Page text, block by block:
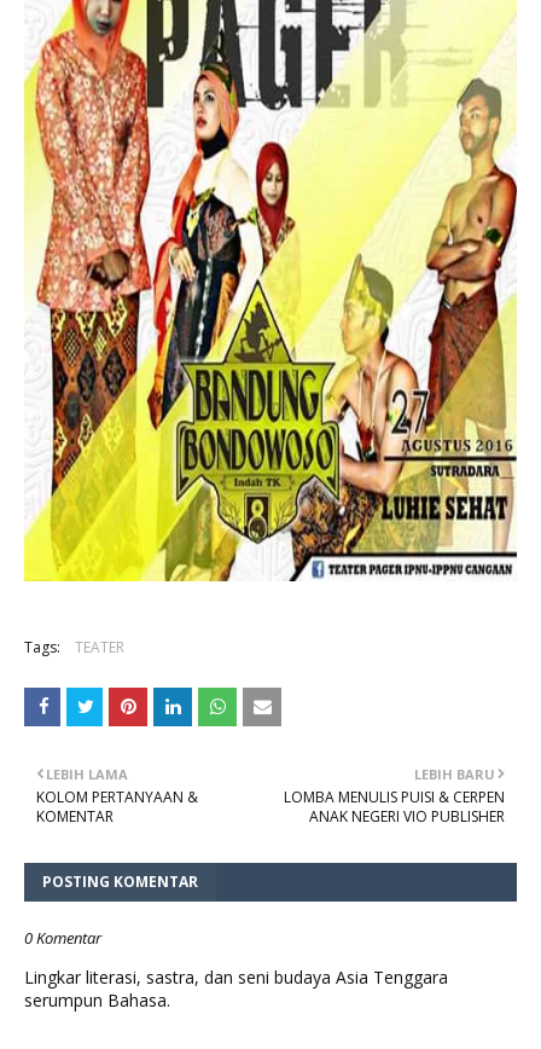
Tags: TEATER
LEBIH BARU
LOMBA MENULIS PUISI & CERPEN
ANAK NEGERI VIO PUBLISHER
LEBIH LAMA
KOLOM PERTANYAAN &
KOMENTAR
POSTING KOMENTAR
0 Komentar
Lingkar literasi, sastra, dan seni budaya Asia Tenggara
serumpun Bahasa.